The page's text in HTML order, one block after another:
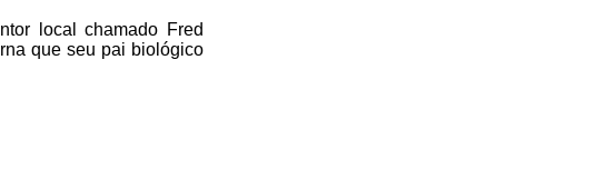
local chamado Fred
que seu pai biológico